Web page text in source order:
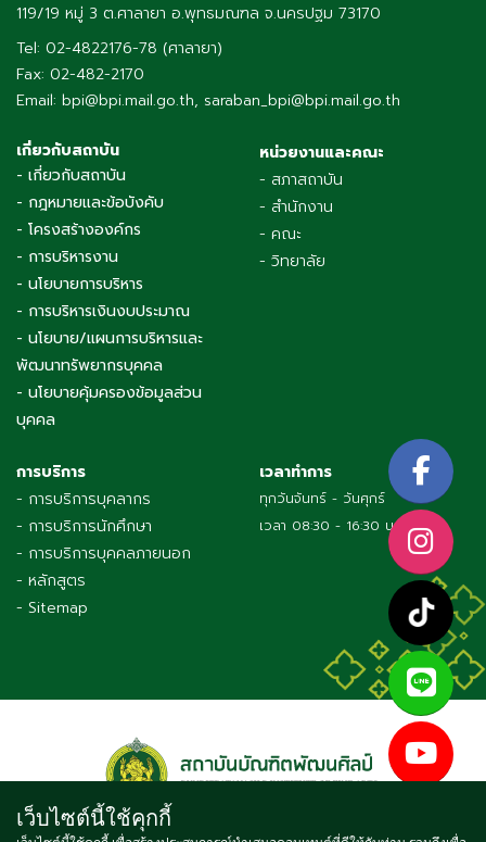
119/19 หมู่ 3 ต.ศาลายา อ.พุทธมณฑล จ.นครปฐม 73170
Tel: 02-4822176-78 (ศาลายา)
Fax: 02-482-2170
Email: bpi@bpi.mail.go.th, saraban_bpi@bpi.mail.go.th
เกี่ยวกับสถาบัน
- เกี่ยวกับสถาบัน
- กฎหมายและข้อบังคับ
- โครงสร้างองค์กร
- การบริหารงาน
- นโยบายการบริหาร
- การบริหารเงินงบประมาณ
- นโยบาย/แผนการบริหารและ
พัฒนาทรัพยากรบุคคล
- นโยบายคุ้มครองข้อมูลส่วน
บุคคล
หน่วยงานและคณะ
- สภาสถาบัน
- สำนักงาน
- คณะ
- วิทยาลัย
การบริการ
- การบริการบุคลากร
- การบริการนักศึกษา
- การบริการบุคคลภายนอก
- หลักสูตร
- Sitemap
เวลาทำการ
ทุกวันจันทร์ - วันศุกร์
เวลา 08:30 - 16:30 น.
เว็บไซต์นี้ใช้คุกกี้